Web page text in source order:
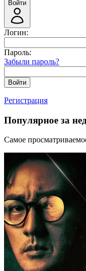
Войти
Логин:
Пароль:
Забыли пароль?
Войти
Регистрация
Популярное за
Самое